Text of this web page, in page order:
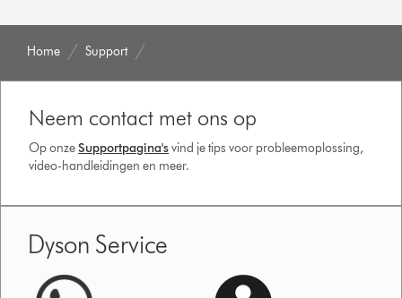
Home Support
Neem contact met ons op
Op onzeSupportpagina'svind je tips voor probleemoplossing,
video-handleidingen en meer.
Dyson Service